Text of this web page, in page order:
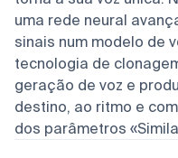
uma rede neural
sinais num modelo de
tecnologia de
geração de voz e
destino, ao ritmo e
dos parâmetros